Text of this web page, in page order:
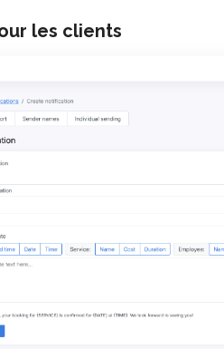
les clients